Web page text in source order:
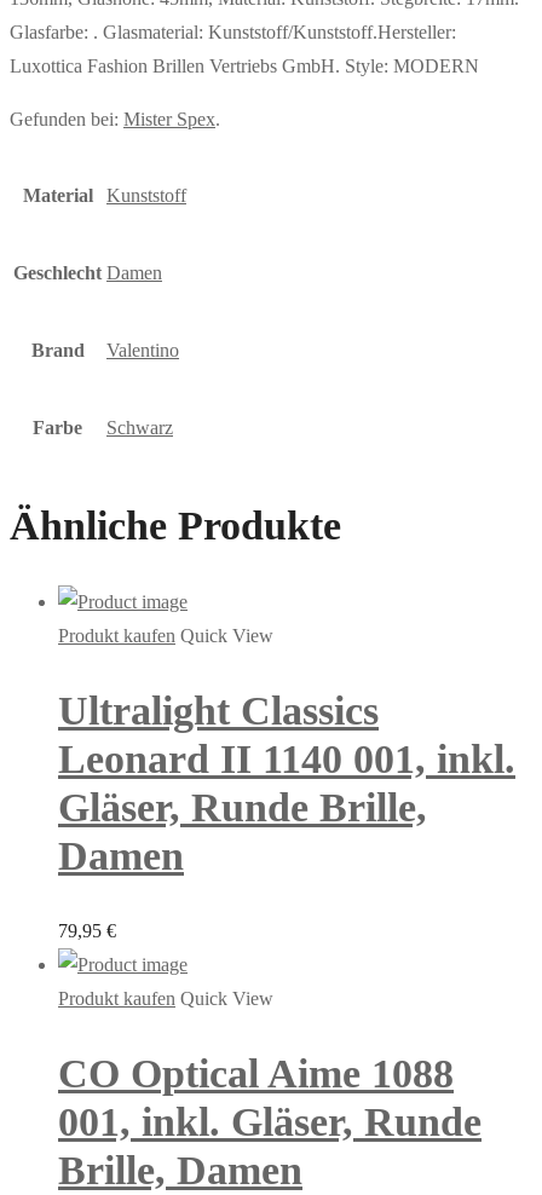
Glasfarbe: . Glasmaterial: Kunststoff/Kunststoff.Hersteller:
Luxottica Fashion Brillen Vertriebs GmbH. Style: MODERN
Gefunden bei: Mister Spex.
Material Kunststoff
Geschlecht Damen
Brand Valentino
Farbe Schwarz
Ähnliche Produkte
Produkt kaufen Quick View
Ultralight Classics
Leonard II 1140 001, inkl.
Gläser, Runde Brille,
Damen
79,95 €
Produkt kaufen Quick View
CO Optical Aime 1088
001, inkl. Gläser, Runde
Brille, Damen